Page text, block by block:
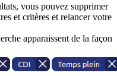
vous pouvez supprimer
et critères et relancer votre
apparaissent de la façon